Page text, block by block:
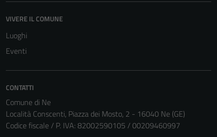
VIVERE IL COMUNE
Luoghi
Eventi
CONTATTI
Comune di Ne
Località Conscenti, Piazza dei Mosto, 2 - 16040 Ne (GE)
Codice fiscale / P. IVA: 82002590105 / 00209460997
funzionamento
del sito e non